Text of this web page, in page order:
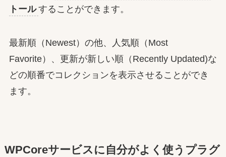
トール することができます。
最新順（Newest）の他、人気順（Most
Favorite）、更新が新しい順（Recently Updated)な
どの順番でコレクションを表示させることができ
ます。
WPCoreサービスに自分がよく使うプラグ